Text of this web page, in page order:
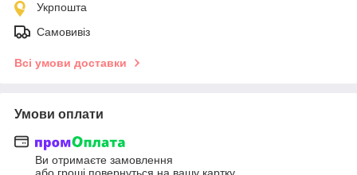
Укрпошта
Самовивіз
Всі умови доставки
Умови оплати
Ви отримаєте замовлення